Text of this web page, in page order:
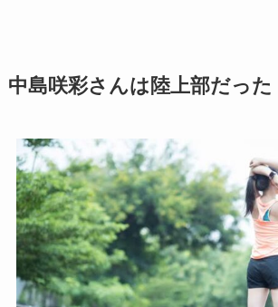
中島咲彩さんは陸上部だった